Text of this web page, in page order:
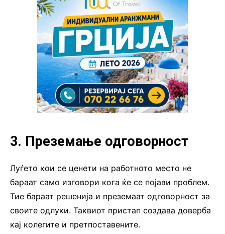
3. Преземање одговорност
Луѓето кои се ценети на работното место не
бараат само изговори кога ќе се појави проблем.
Тие бараат решенија и преземаат одговорност за
своите одлуки. Таквиот пристап создава доверба
кај колегите и претпоставените.